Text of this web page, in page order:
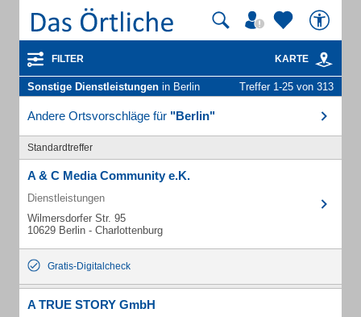
FILTER KARTE
Sonstige Dienstleistungen in Berlin Treffer 1-25 von 313
Andere Ortsvorschläge für "Berlin"
Standardtreffer
A & C Media Community e.K.
Dienstleistungen
Wilmersdorfer Str. 95
10629 Berlin - Charlottenburg
Gratis-Digitalcheck
A TRUE STORY GmbH